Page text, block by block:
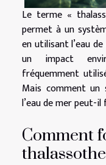
Le terme «
permet à un
en utilisant l’eau
un impact
fréquemment
Mais comment
l’eau de mer peut-
Comment